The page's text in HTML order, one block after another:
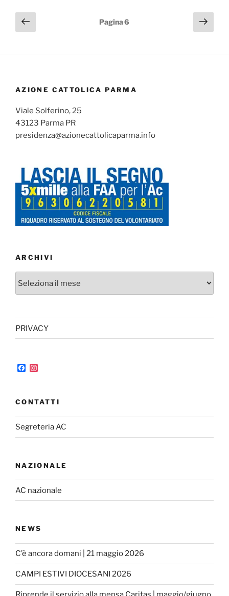
Paginazione
degli
Pagina
precedente
Pagina6
AZIONE CATTOLICA PARMA
Viale Solferino, 25
43123 Parma PR
presidenza@azionecattolicaparma.info
ARCHIVI
PRIVACY
F
b
o
k
a
r
a
m
CONTATTI
Segreteria AC
NAZIONALE
AC nazionale
NEWS
C’è ancora domani | 21 maggio 2026
CAMPI ESTIVI DIOCESANI 2026